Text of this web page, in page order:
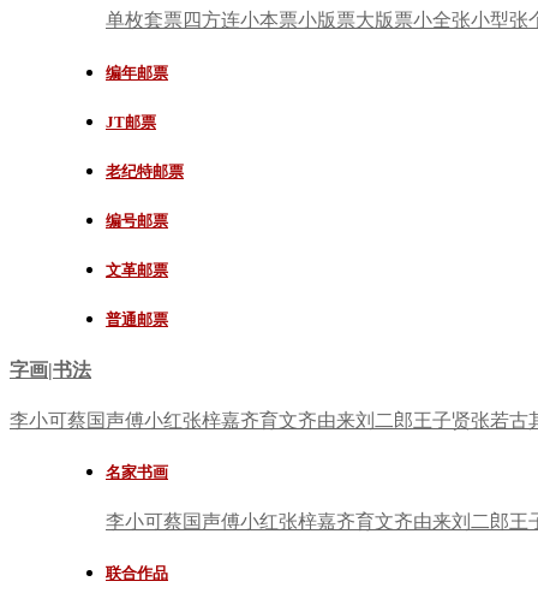
单枚套票 四方连小本票小版票大版票小全张小型张
编年邮票
JT邮票
老纪特邮票
编号邮票
文革邮票
普通邮票
字画|书法
李小可蔡国声傅小红张梓嘉齐育文齐由来刘二郎王子贤张若古
名家书画
李小可蔡国声傅小红张梓嘉齐育文齐由来刘二郎王
联合作品